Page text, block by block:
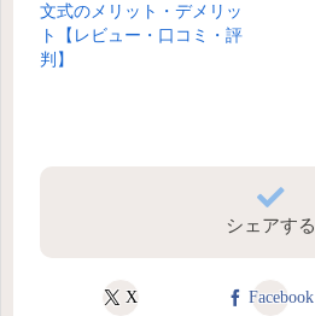
文式のメリット・デメリッ
ト【レビュー・口コミ・評
判】
シェアする
X Facebook